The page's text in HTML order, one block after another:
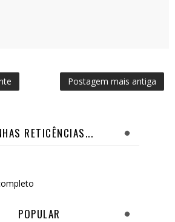
Postagem mais antiga
RETICÊNCIAS...
POPULAR